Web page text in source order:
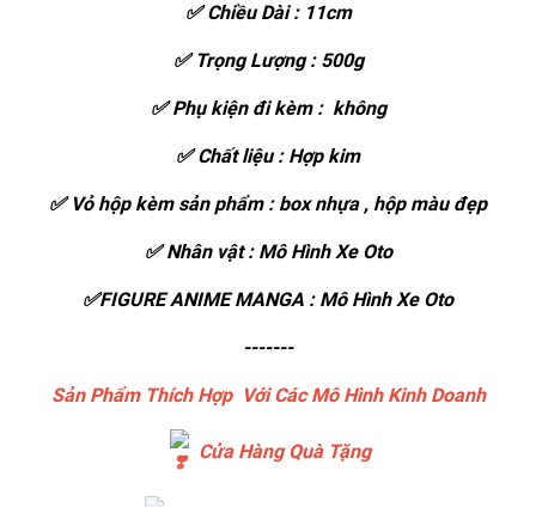
✅ Chiều Dài : 11cm
✅ Trọng Lượng : 500g
✅ Phụ kiện đi kèm : không
✅ Chất liệu : Hợp kim
✅ Vỏ hộp kèm sản phẩm : box nhựa , hộp màu đẹp
✅ Nhân vật : Mô Hình Xe Oto
✅FIGURE ANIME MANGA : Mô Hình Xe Oto
-------
Sản Phẩm Thích Hợp Với Các Mô Hình Kinh Doanh
Cửa Hàng Quà Tặng